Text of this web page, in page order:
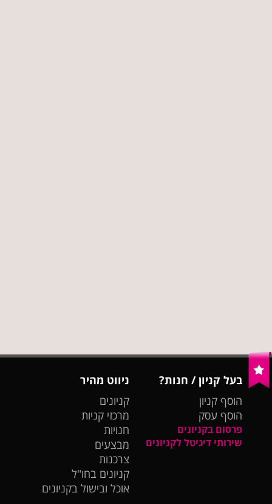
בעל קניון / חנות?
הוסף קניון
הוסף עסק
פרסום בקניונים
שירותי דיגיטל לקניונים
ניווט מהיר
קניונים
מרכזי קניות
חנויות
מבצעים
צרכנות
קניונים בחו"ל
אוכל ובישול בקניונים